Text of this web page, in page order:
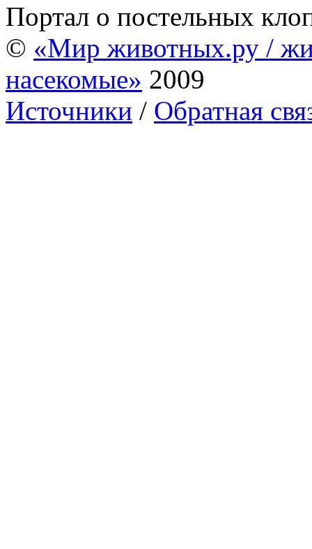
Портал о постельных
© «Мир животных.ру /
насекомые» 2009
Источники / Обратная